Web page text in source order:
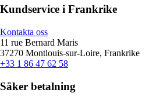
Kundservice i Frankrike
Kontakta oss
11 rue Bernard Maris
37270 Montlouis-sur-Loire, Frankrike
+33 1 86 47 62 58
Säker betalning